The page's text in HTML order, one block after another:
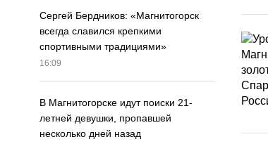
Сергей Бердников: «Магнитогорск
всегда славился крепкими
спортивными традициями»
16:09
В Магнитогорске идут поиски 21-
летней девушки, пропавшей
несколько дней назад